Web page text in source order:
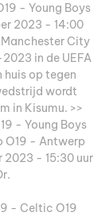
- Young Boys
2023 - 14:00
City
in de UEFA
huis op tegen
wordt
in Kisumu. >>
- Young Boys
O19 - Antwerp
2023 - 15:30 uur
- Celtic O19